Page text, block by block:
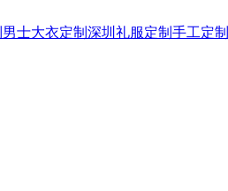
男士大衣定制 深圳礼服定制 手工定制